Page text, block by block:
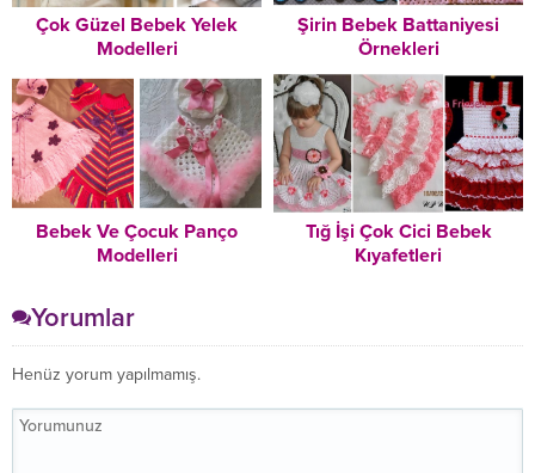
Çok Güzel Bebek Yelek
Modelleri
Şirin Bebek Battaniyesi
Örnekleri
Bebek Ve Çocuk Panço
Modelleri
Tığ İşi Çok Cici Bebek
Kıyafetleri
Yorumlar
Henüz yorum yapılmamış.